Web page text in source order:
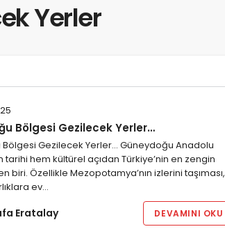
Yerler
Bölgesi Gezilecek Yerler…
Bölgesi Gezilecek Yerler... Güneydoğu Anadolu
tarihi hem kültürel açıdan Türkiye’nin en zengin
biri. Özellikle Mezopotamya’nın izlerini taşıması,
ev…
Eratalay DEVAMINI OKU